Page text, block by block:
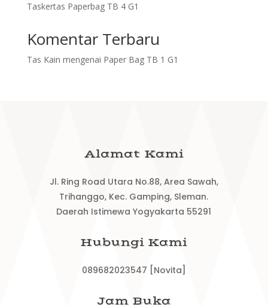
Taskertas Paperbag TB 4 G1
Komentar Terbaru
Tas Kain mengenai Paper Bag TB 1 G1
Alamat Kami
Jl. Ring Road Utara No.88, Area Sawah,
Trihanggo, Kec. Gamping, Sleman.
Daerah Istimewa Yogyakarta 55291
Hubungi Kami
089682023547 [Novita]
Jam Buka